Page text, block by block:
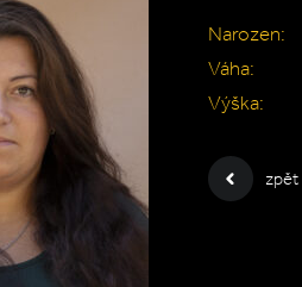
Narozen:
Váha:
Výška:
zpět